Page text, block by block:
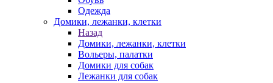
Одежда
Домики, лежанки, клетки
Назад
Домики, лежанки, клетки
Вольеры, палатки
Домики для собак
Лежанки для собак